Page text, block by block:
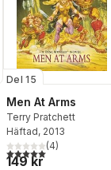
antal röster:
Del 15
Men At Arms
Terry Pratchett
Häftad, 2013
5,0utav 5 stjärnor.
(4)
149 kr